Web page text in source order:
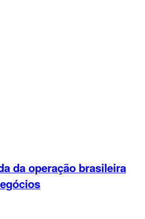
da operação brasileira